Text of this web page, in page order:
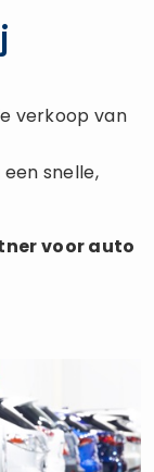
verkoop van
snelle,
voor auto